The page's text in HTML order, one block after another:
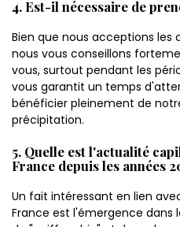
4. Est-il nécessaire de
Bien que nous acceptions les
nous vous conseillons
vous, surtout pendant les
vous garantit un temps
bénéficier pleinement de
précipitation.
5. Quelle est l'actualité
France depuis les années
Un fait intéressant en lien
France est l'émergence dans